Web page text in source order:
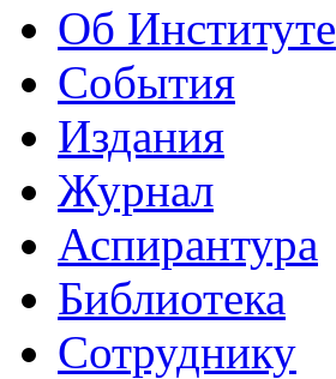
Об Институте
События
Издания
Журнал
Аспирантура
Библиотека
Сотруднику